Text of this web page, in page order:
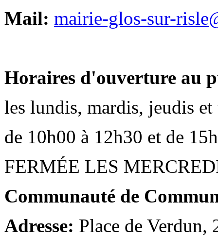
Mail: mairie-glos-sur-
Horaires d'ouverture au
les lundis, mardis, jeudis et
de 10h00 à 12h30 et de
FERMÉE LES
Communauté de
Adresse: Place de Verdun,